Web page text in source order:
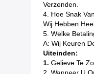
Verzenden.
4. Hoe Snak
Wij Hebben
5. Welke
A: Wij Keuren
Uiteinden:
1. Gelieve Te